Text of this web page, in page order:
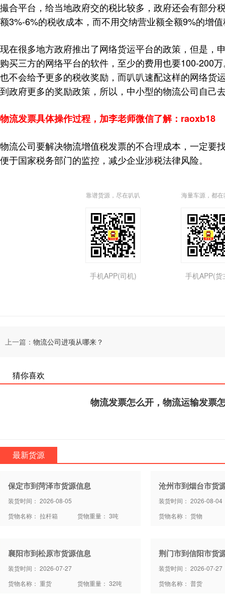
撮合平台，给当地政府交的税比较多，政府还会有部分
额3%-6%的税收成本，而不用交纳营业额全额9%的增
现在很多地方政府推出了网络货运平台的政策，但是，
购买三方的网络平台的软件，至少的费用也要100-200
也不会给予更多的税收奖励，而叭叭速配这样的网络货
到政府更多的奖励政策，所以，中小型的物流公司自己
物流发票具体操作过程，加李老师微信了解：raoxb18
物流公司要解决物流增值税发票的不合理成本，一定要
便于国家税务部门的监控，减少企业涉税法律风险。
靠谱货源，尽在叭叭
手机APP(司机)
海量车源，都在
手机APP(货
上一篇： 物流公司进项从哪来？
猜你喜欢
物流发票怎么开，物流运输发票
最新货源
保定市到菏泽市货源信息
装货时间： 2026-08-05
货物名称： 拉杆箱
货物重量： 3吨
沧州市到烟台市货
装货时间： 2026-08-04
货物名称： 货物
襄阳市到松原市货源信息
装货时间： 2026-07-27
货物名称： 重货
货物重量： 32吨
荆门市到信阳市货
装货时间： 2026-07-27
货物名称： 普货